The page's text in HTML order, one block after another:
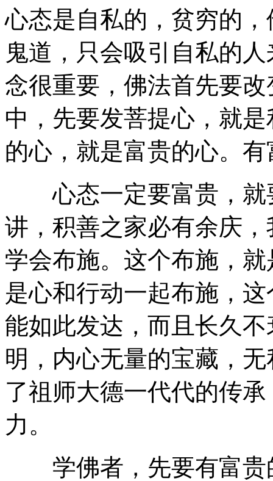
心态是自私的，贫穷的
鬼道，只会吸引自私的
念很重要，佛法首先要
中，先要发菩提心，就
的心，就是富贵的心。
心态一定要富贵，就
讲，积善之家必有余庆
学会布施。这个布施，
是心和行动一起布施，
能如此发达，而且长久
明，内心无量的宝藏，
了祖师大德一代代的传
力。
学佛者，先要有富贵